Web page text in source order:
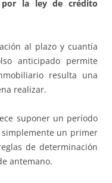
por la ley de crédito
al plazo y cuantía
anticipado permite
resulta una
realizar.
suponer un período
un primer
de determinación
antemano.